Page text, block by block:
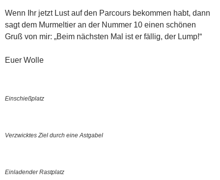
Wenn Ihr jetzt Lust auf den Parcours bekommen habt, dann
sagt dem Murmeltier an der Nummer 10 einen schönen
Gruß von mir: „Beim nächsten Mal ist er fällig, der Lump!“
Euer Wolle
Einschießplatz
Verzwicktes Ziel durch eine Astgabel
Einladender Rastplatz